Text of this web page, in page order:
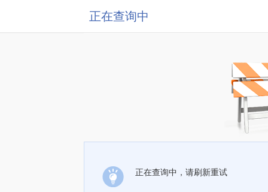
正在查询中
正在查询中，请刷新重试